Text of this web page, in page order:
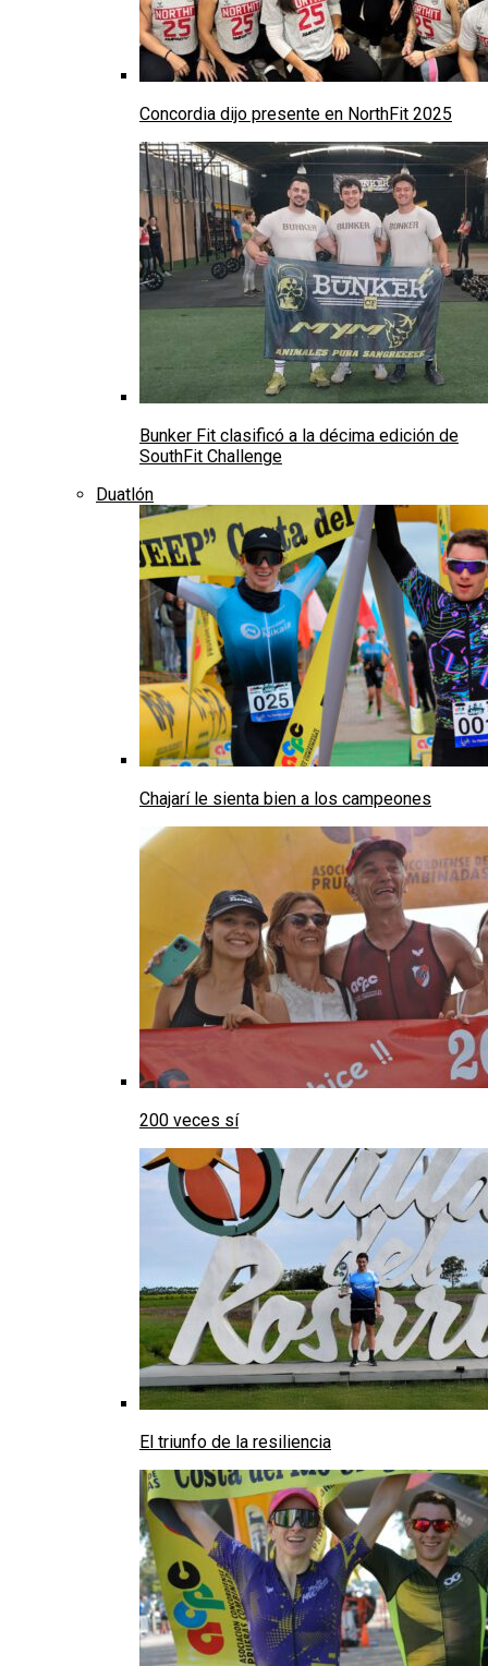
Concordia dijo presente en NorthFit 2025
Bunker Fit clasificó a la décima edición de
SouthFit Challenge
Duatlón
Chajarí le sienta bien a los campeones
200 veces sí
El triunfo de la resiliencia